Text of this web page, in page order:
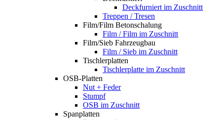
Deckfurniert im Zuschnitt
Treppen / Tresen
Film/Film Betonschalung
Film / Film im Zuschnitt
Film/Sieb Fahrzeugbau
Film / Sieb im Zuschnitt
Tischlerplatten
Tischlerplatte im Zuschnitt
OSB-Platten
Nut + Feder
Stumpf
OSB im Zuschnitt
Spanplatten